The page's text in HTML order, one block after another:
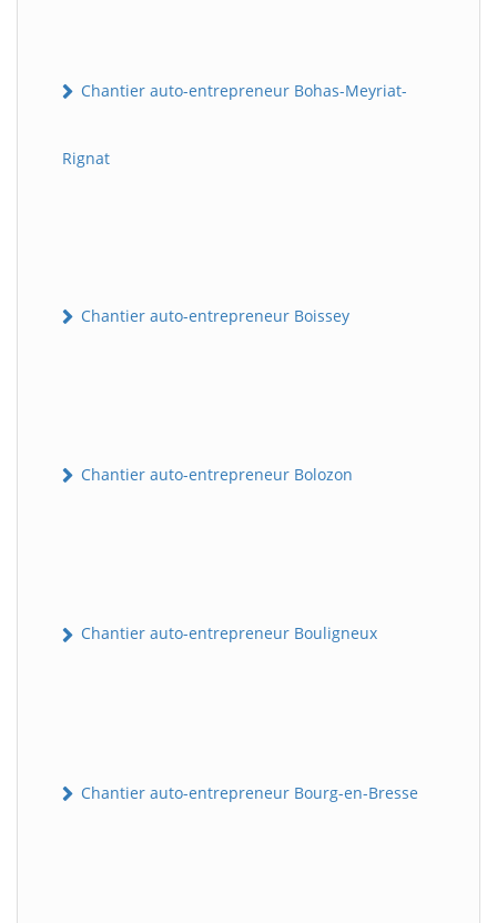
Chantier auto-entrepreneur Bohas-Meyriat-
Rignat
Chantier auto-entrepreneur Boissey
Chantier auto-entrepreneur Bolozon
Chantier auto-entrepreneur Bouligneux
Chantier auto-entrepreneur Bourg-en-Bresse